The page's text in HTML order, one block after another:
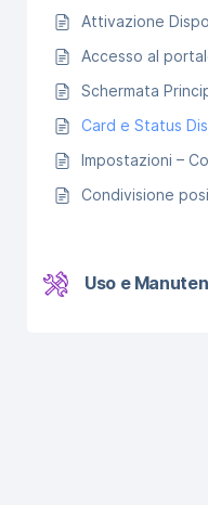
Attivazione
Accesso al
Schermata
Card e Status
Impostazioni –
Condivisione
Uso e